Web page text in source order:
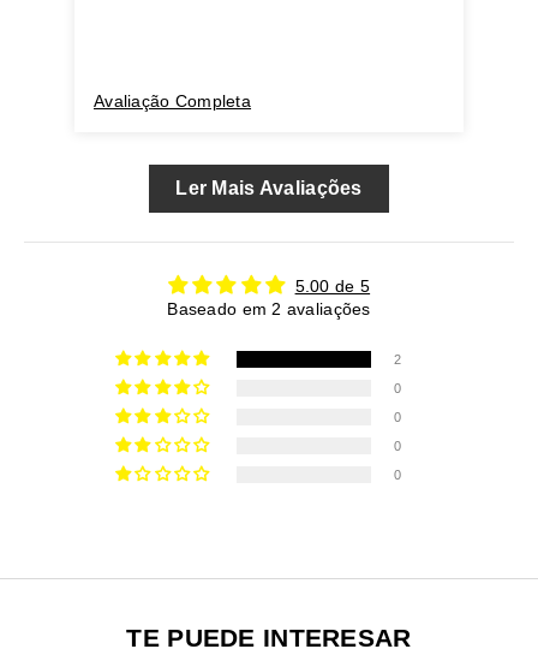
Avaliação Completa
Ler Mais Avaliações
5.00 de 5
Baseado em 2 avaliações
2
0
0
0
0
TE PUEDE INTERESAR